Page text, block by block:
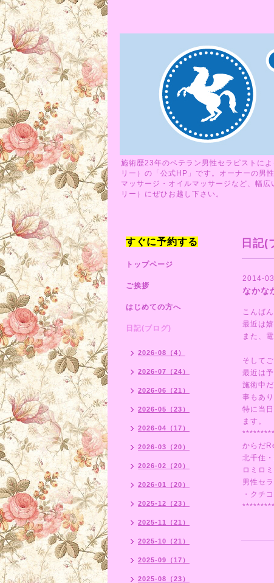
施術歴23年のベテラン男性セラピストに
リー）の「公式HP」です。オーナーの男
マッサージ・オイルマッサージなど、幅
リー）にぜひお越し下さい。
日記(
2014-
なかな
こんばん
最近は
また、
そして
最近は
施術中
事もあ
特に当
ます。
からだ
北千住
ロミロ
男性セ
・クチ
すぐに予約する
トップページ
ご挨拶
はじめての方へ
日記(ブログ)
2026-08（4）
2026-07（24）
2026-06（21）
2026-05（23）
2026-04（17）
2026-03（20）
2026-02（20）
2026-01（20）
2025-12（23）
2025-11（21）
2025-10（21）
2025-09（17）
2025-08（23）